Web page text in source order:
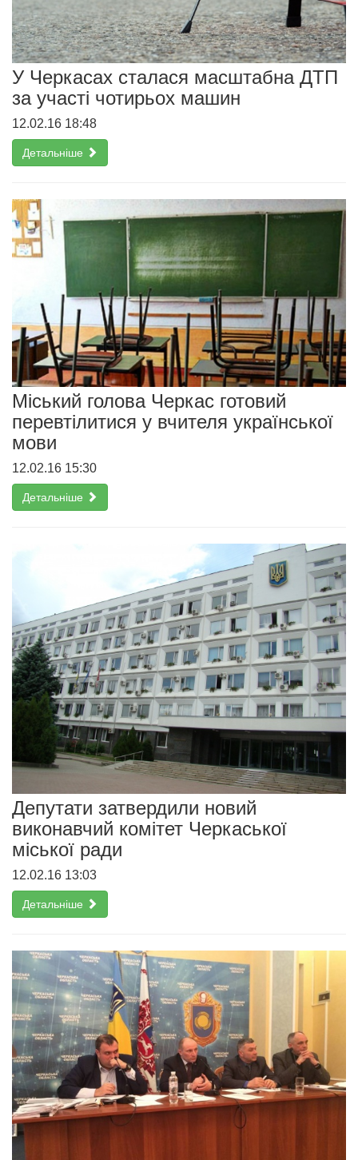
У Черкасах сталася масштабна ДТП
за участі чотирьох машин
12.02.16 18:48
Детальніше
Міський голова Черкас готовий
перевтілитися у вчителя української
мови
12.02.16 15:30
Детальніше
Депутати затвердили новий
виконавчий комітет Черкаської
міської ради
12.02.16 13:03
Детальніше